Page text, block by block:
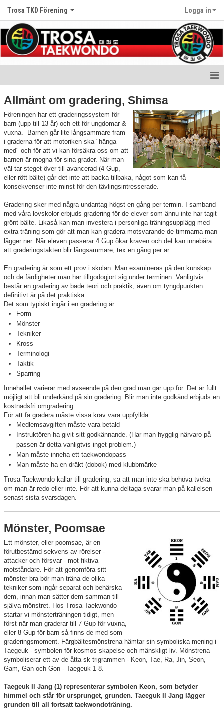
Trosa TKD Förening Logga in
Nyheter
Om klubben
Träningstider
Gradering
Graderingskrav
Svart bälte
Kalender
Bildgalleri
Nybörjarinformation
Sponsorer
Allmänt om gradering, Shimsa
Föreningen har ett graderingssystem för
barn (upp till 13 år) och ett för ungdomar &
vuxna. Barnen går lite långsammare fram
i graderna för att motoriken ska "hänga
med" och för att vi kan försäkra oss om att
barnen är mogna för sina grader. När man
väl tar steget över till avancerad (4 Gup,
eller rött bälte) går det inte att backa tillbaka, något som kan få
konsekvenser inte minst för den tävlingsintresserade.
Gradering sker med några undantag högst en gång per termin. I samband
med våra lovskolor erbjuds gradering för de elever som ännu inte har tagit
grönt bälte. Likaså kan man investera i personliga träningsupplägg med
extra träning som gör att man kan gradera motsvarande de timmarna man
lägger ner. När eleven passerar 4 Gup ökar kraven och det kan innebära
att graderingstakten blir långsammare, tex en gång per år.
En gradering är som ett prov i skolan. Man examineras på den kunskap
och de färdigheter man har tillgodogjort sig under terminen. Vanligtvis
består en gradering av både teori och praktik, även om tyngdpunkten
definitivt är på det praktiska.
Det som typiskt ingår i en gradering är:
Form
Mönster
Tekniker
Kross
Terminologi
Taktik
Sparring
Innehållet varierar med avseende på den grad man går upp för. Det är fullt
möjligt att bli underkänd på sin gradering. Blir man inte godkänd erbjuds en
kostnadsfri omgradering.
För att få gradera måste vissa krav vara uppfyllda:
Medlemsavgiften måste vara betald
Instruktören ha givit sitt godkännande. (Har man hygglig närvaro på
passen är detta vanligtvis inget problem.)
Man måste inneha ett taekwondopass
Man måste ha en dräkt (dobok) med klubbmärke
Trosa Taekwondo kallar till gradering, så att man inte ska behöva tveka
om man är redo eller inte. För att kunna deltaga svarar man på kallelsen
senast sista svarsdagen.
Mönster, Poomsae
Ett mönster, eller poomsae, är en
förutbestämd sekvens av rörelser -
attacker och försvar - mot fiktiva
motståndare. För att genomföra sitt
mönster bra bör man träna de olika
tekniker som ingår separat och behärska
dem, innan man sätter dem samman till
själva mönstret. Hos Trosa Taekwondo
startar vi mönsterträningen tidigt, men
först när man graderar till 7 Gup för vuxna,
eller 8 Gup för barn så finns de med som
graderingsmoment. Färgbältesmönstrena hämtar sin symboliska mening i
Taegeuk - symbolen för kosmos skapelse och mänskligt liv. Mönstrena
symboliserar ett av de åtta sk trigrammen - Keon, Tae, Ra, Jin, Seon,
Gam, Gan och Gon - Taegeuk 1-8.
Taegeuk Il Jang (1) representerar symbolen Keon, som betyder
himmel och står för ursprunget, grunden. Taeeguk Il Jang lägger
grunden till all fortsatt taekwondoträning.